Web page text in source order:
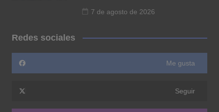
7 de agosto de 2026
Redes sociales
Me gusta
Seguir